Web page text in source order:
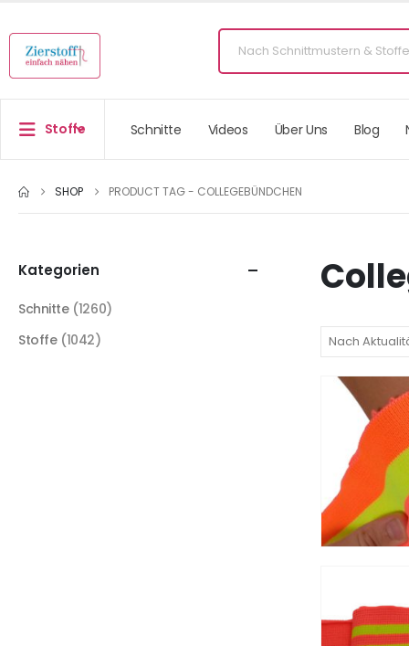
Stoffe Schnitte Videos Über Uns Blog
SHOP PRODUCT TAG - COLLEGEBÜNDCHEN
Kategorien
Schnitte (1260)
Stoffe (1042)